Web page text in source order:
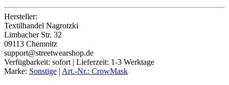
Hersteller:
Textilhandel Nagrotzki
Limbacher Str. 32
09113 Chemnitz
support@streetwearshop.de
Verfügbarkeit: sofort | Lieferzeit: 1-3 Werktage
Marke: Sonstige | Art.-Nr.: CrowMask